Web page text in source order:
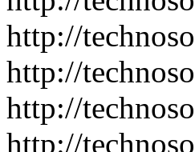
http://
http://
http://
http://